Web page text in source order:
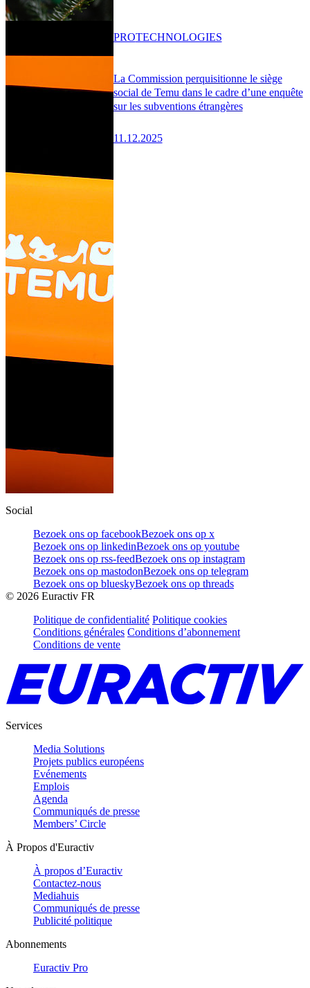
La Commission perquisitionne le siège
social de Temu dans le cadre d’une enquête
sur les subventions étrangères
11.12.2025
PROTECHNOLOGIES
Social
Bezoek ons op facebookBezoek ons op x
Bezoek ons op linkedinBezoek ons op youtube
Bezoek ons op rss-feedBezoek ons op instagram
Bezoek ons op mastodonBezoek ons op telegram
Bezoek ons op blueskyBezoek ons op threads
© 2026 Euractiv FR
Politique de confidentialité Politique cookies
Conditions générales Conditions d’abonnement
Conditions de vente
Services
Media Solutions
Projets publics européens
Evénements
Emplois
Agenda
Communiqués de presse
Members’ Circle
À Propos d'Euractiv
À propos d’Euractiv
Contactez-nous
Mediahuis
Communiqués de presse
Publicité politique
Abonnements
Euractiv Pro